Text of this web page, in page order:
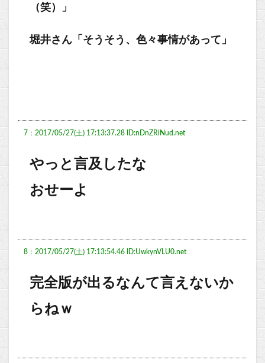
（笑）」
堀井さん「そうそう、色々事情があって」
7：2017/05/27(土) 17:13:37.28 ID:nDnZRiNud.net
やっと言及したな
おせーよ
8：2017/05/27(土) 17:13:54.46 ID:UwkynVLU0.net
完全版が出るなんて言えないか
らねｗ